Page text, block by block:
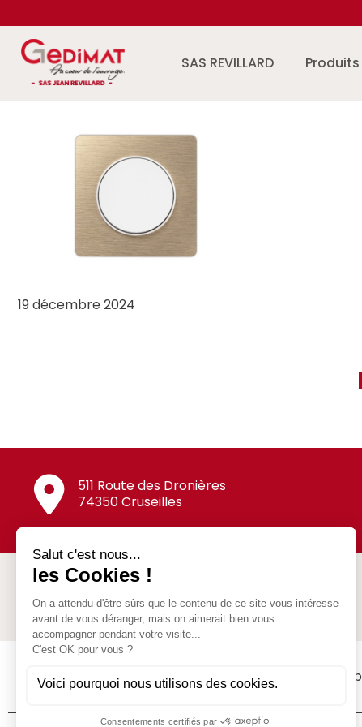
SAS REVILLARD Produits
19 décembre 2024
511 Route des Dronières
74350 Cruseilles
SAS Jean Revillard Nos